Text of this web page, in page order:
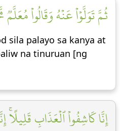
ثُمَّ تَوَلَّوۡاْ عَنۡهُ وَقَالُواْ مُعَلَّمٞ
sila palayo sa kanya at
na tinuruan [ng
إِنَّا كَاشِفُواْ ٱلۡعَذَابِ